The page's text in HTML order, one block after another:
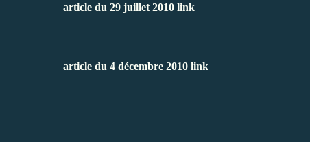
article du 29 juillet 2010 link
article du 4 décembre 2010 link